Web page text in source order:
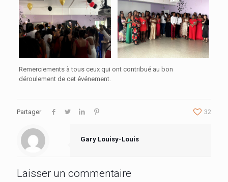
Remerciements à tous ceux qui ont contribué au bon
déroulement de cet événement.
Partager 32
Gary Louisy-Louis
Laisser un commentaire